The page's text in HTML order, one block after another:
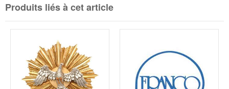
Produits liés à cet article